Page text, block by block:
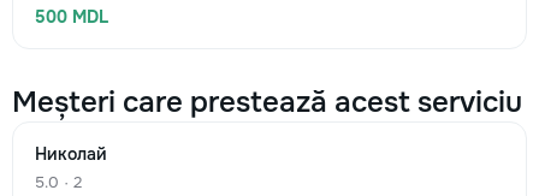
500 MDL
Meșteri care prestează acest serviciu
Николай
5.0 · 2